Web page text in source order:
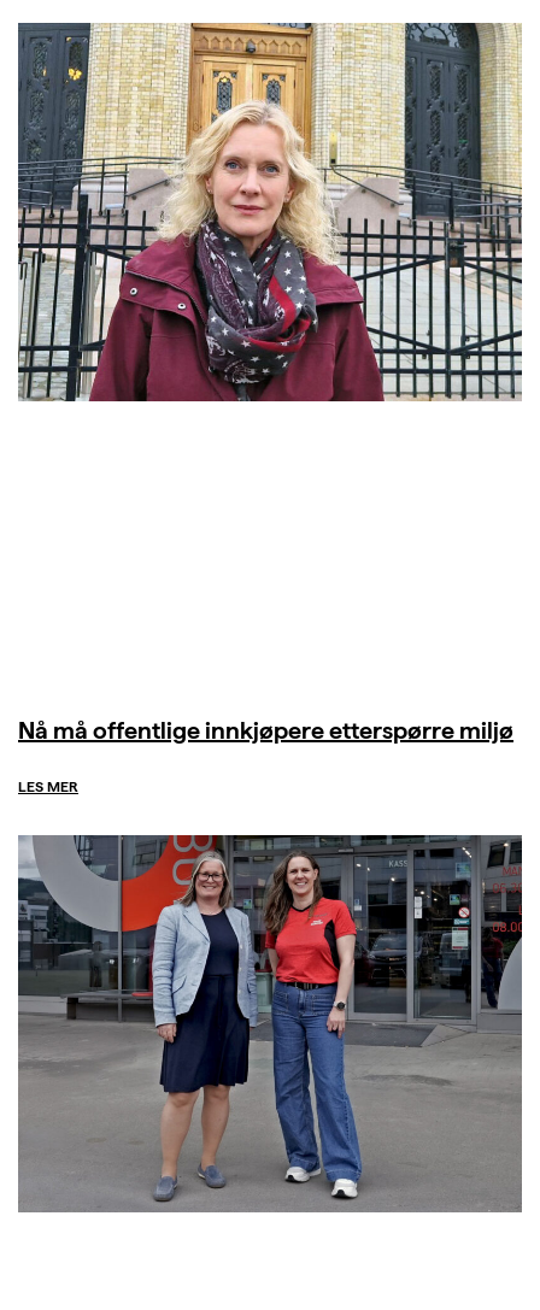
Nå må offentlige innkjøpere etterspørre miljø
LES MER